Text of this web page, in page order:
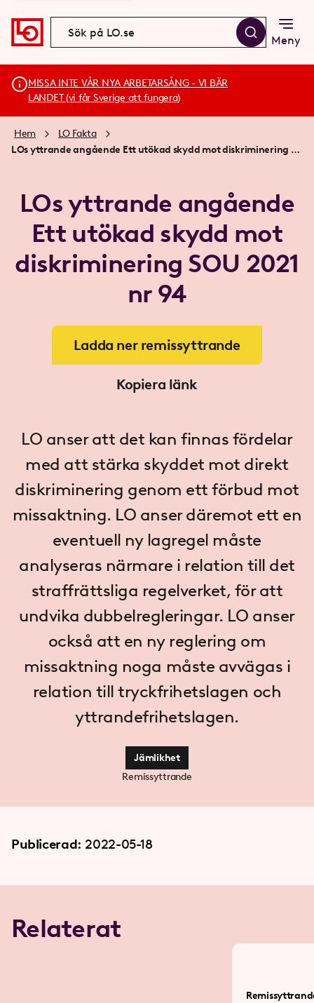
Meny
MISSA INTE VÅR NYA ARBETARSÅNG - VI BÄR
LANDET (vi får Sverige att fungera)
Hem
LO Fakta
LOs yttrande angående Ett utökad skydd mot diskriminering SOU 2021 nr 94
LOs yttrande angående
Ett utökad skydd mot
diskriminering SOU 2021
nr 94
Ladda ner remissyttrande
Kopiera länk
LO anser att det kan finnas fördelar
med att stärka skyddet mot direkt
diskriminering genom ett förbud mot
missaktning. LO anser däremot ett en
eventuell ny lagregel måste
analyseras närmare i relation till det
straffrättsliga regelverket, för att
undvika dubbelregleringar. LO anser
också att en ny reglering om
missaktning noga måste avvägas i
relation till tryckfrihetslagen och
yttrandefrihetslagen.
Jämlikhet
Remissyttrande
Publicerad: 2022-05-18
Relaterat